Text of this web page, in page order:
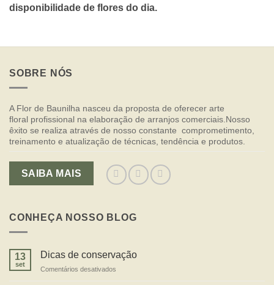
disponibilidade de flores do dia.
SOBRE NÓS
A Flor de Baunilha nasceu da proposta de oferecer arte
floral profissional na elaboração de arranjos comerciais.Nosso
êxito se realiza através de nosso constante comprometimento,
treinamento e atualização de técnicas, tendência e produtos.
SAIBA MAIS
CONHEÇA NOSSO BLOG
13
set
Dicas de conservação
Comentários desativados